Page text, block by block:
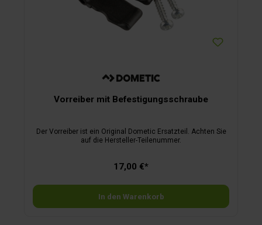
Vorreiber mit Befestigungsschraube
Der Vorreiber ist ein Original Dometic Ersatzteil. Achten Sie
auf die Hersteller-Teilenummer.
17,00 €*
In den Warenkorb